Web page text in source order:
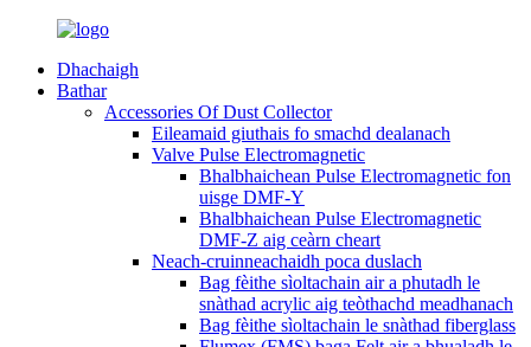
Dhachaigh
Bathar
Accessories Of Dust Collector
Eileamaid giuthais fo smachd dealanach
Valve Pulse Electromagnetic
Bhalbhaichean Pulse Electromagnetic fon
uisge DMF-Y
Bhalbhaichean Pulse Electromagnetic
DMF-Z aig ceàrn cheart
Neach-cruinneachaidh poca duslach
Bag fèithe sìoltachain air a phutadh le
snàthad acrylic aig teòthachd meadhanach
Bag fèithe sìoltachain le snàthad fiberglass